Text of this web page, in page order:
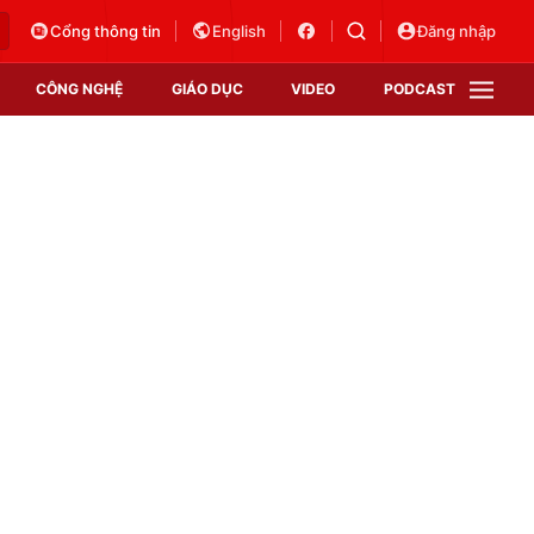
Cổng thông tin English Đăng nhập
CÔNG NGHỆ GIÁO DỤC VIDEO PODCAST